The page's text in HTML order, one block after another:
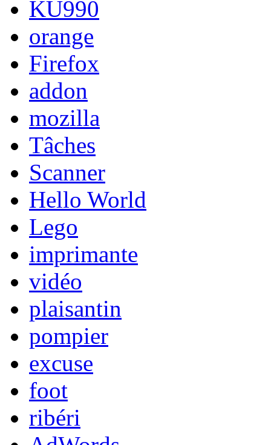
KU990
orange
Firefox
addon
mozilla
Tâches
Scanner
Hello World
Lego
imprimante
vidéo
plaisantin
pompier
excuse
foot
ribéri